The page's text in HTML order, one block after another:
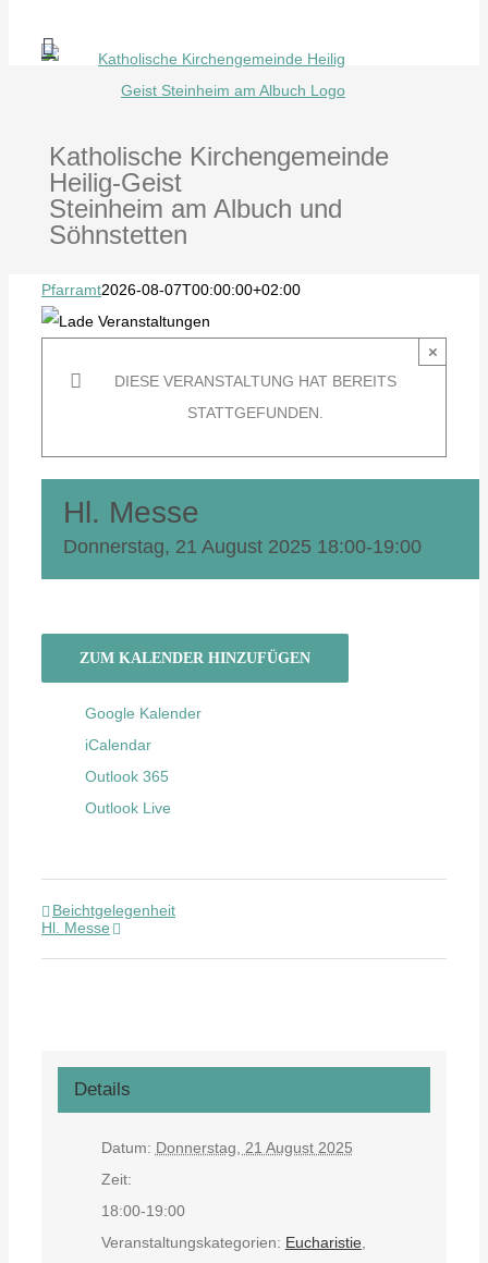
Inhalt
Katholische Kirchengemeinde
Heilig-Geist
Steinheim am Albuch und
Söhnstetten
Pfarramt2026-08-07T00:00:00+02:00
DIESE VERANSTALTUNG HAT BEREITS
STATTGEFUNDEN.
×
Hl. Messe
Donnerstag, 21 August 2025 18:00-19:00
ZUM KALENDER HINZUFÜGEN
Google Kalender
iCalendar
Outlook 365
Outlook Live
Beichtgelegenheit
Hl. Messe
Details
Datum: Donnerstag, 21 August 2025
Zeit:
18:00-19:00
Veranstaltungskategorien: Eucharistie,